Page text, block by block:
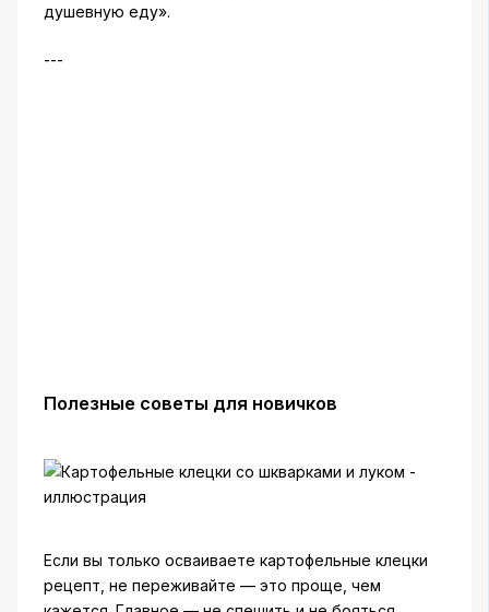
душевную еду».
---
Полезные советы для новичков
Если вы только осваиваете картофельные клецки
рецепт, не переживайте — это проще, чем